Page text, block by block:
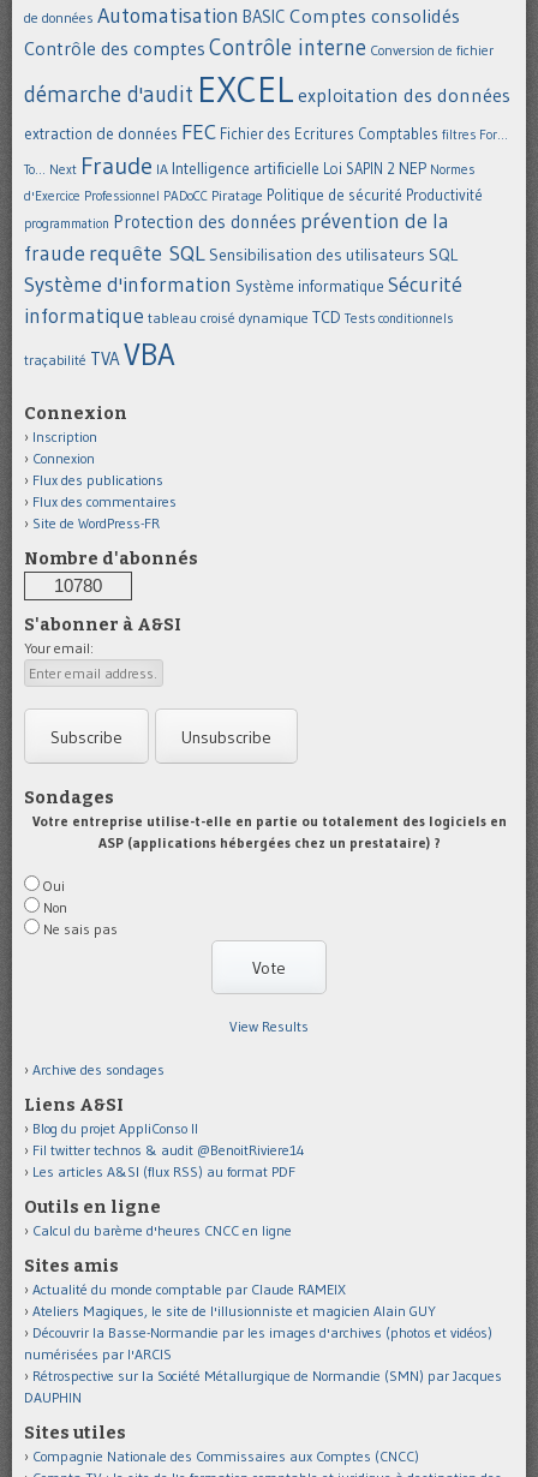
de données Automatisation BASIC Comptes consolidés
Contrôle des comptes Contrôle interne Conversion de fichier
démarche d'audit EXCEL exploitation des données
extraction de données FEC Fichier des Ecritures Comptables filtres For...
To... Next Fraude IA Intelligence artificielle Loi SAPIN 2 NEP Normes
d'Exercice Professionnel PADoCC Piratage Politique de sécurité Productivité
programmation Protection des données prévention de la
fraude requête SQL Sensibilisation des utilisateurs SQL
Système d'information Système informatique Sécurité
informatique tableau croisé dynamique TCD Tests conditionnels
traçabilité TVAVBA
Connexion
Inscription
Connexion
Flux des publications
Flux des commentaires
Site de WordPress-FR
Nombre d'abonnés
10780
S'abonner à A&SI
Your email:
Sondages
Votre entreprise utilise-t-elle en partie ou totalement des logiciels en
ASP (applications hébergées chez un prestataire) ?
Oui
Non
Ne sais pas
View Results
Archive des sondages
Liens A&SI
Blog du projet AppliConso II
Fil twitter technos & audit @BenoitRiviere14
Les articles A&SI (flux RSS) au format PDF
Outils en ligne
Calcul du barème d'heures CNCC en ligne
Sites amis
Actualité du monde comptable par Claude RAMEIX
Ateliers Magiques, le site de l'illusionniste et magicien Alain GUY
Découvrir la Basse-Normandie par les images d'archives (photos et vidéos)
numérisées par l'ARCIS
Rétrospective sur la Société Métallurgique de Normandie (SMN) par Jacques
DAUPHIN
Sites utiles
Compagnie Nationale des Commissaires aux Comptes (CNCC)